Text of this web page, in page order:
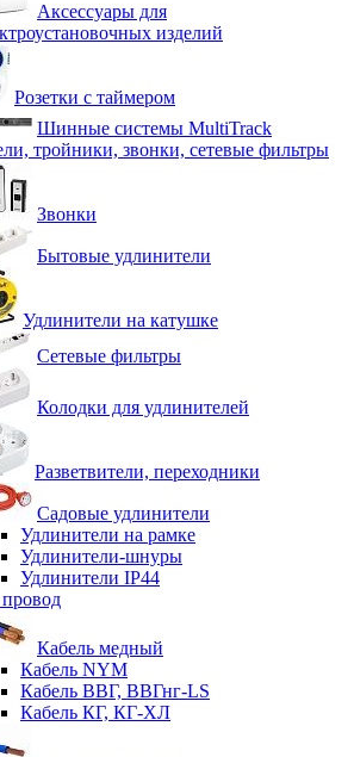
Аксессуары для
изделий
Розетки с таймером
Шинные системы MultiTrack
тройники, звонки, сетевые фильтры
Звонки
Бытовые удлинители
Удлинители на катушке
Сетевые фильтры
Колодки для удлинителей
Разветвители, переходники
Садовые удлинители
Удлинители на рамке
Удлинители-шнуры
Удлинители IP44
Кабель медный
Кабель NYM
Кабель ВВГ, ВВГнг-LS
Кабель КГ, КГ-ХЛ